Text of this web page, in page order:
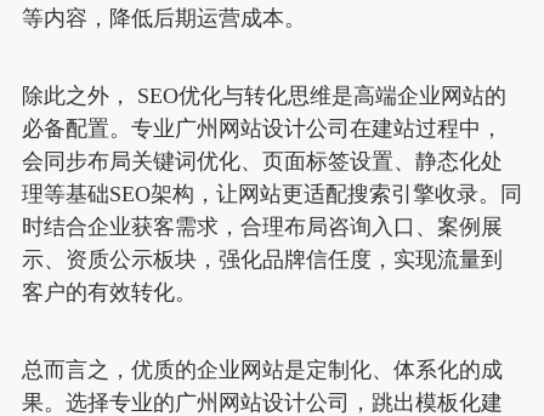
等内容，降低后期运营成本。
除此之外， SEO优化与转化思维是高端企业网站的
必备配置。专业广州网站设计公司在建站过程中，
会同步布局关键词优化、页面标签设置、静态化处
理等基础SEO架构，让网站更适配搜索引擎收录。同
时结合企业获客需求，合理布局咨询入口、案例展
示、资质公示板块，强化品牌信任度，实现流量到
客户的有效转化。
总而言之，优质的企业网站是定制化、体系化的成
果。选择专业的广州网站设计公司，跳出模板化建